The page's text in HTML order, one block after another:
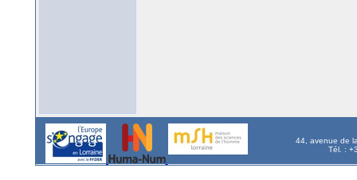
44, avenue de
Tél. :